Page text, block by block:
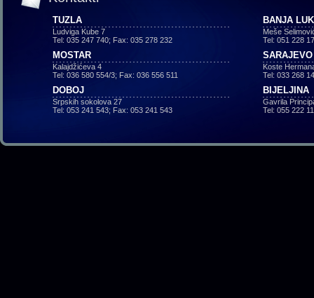
TUZLA
Ludviga Kube 7
Tel: 035 247 740; Fax: 035 278 232
MOSTAR
Kalajdžićeva 4
Tel: 036 580 554/3; Fax: 036 556 511
DOBOJ
Srpskih sokolova 27
Tel: 053 241 543; Fax: 053 241 543
BANJA
Meše
Tel: 051 228
SARAJEVO
Koste
Tel: 033 268
BIJELJINA
Gavrila
Tel: 055 222